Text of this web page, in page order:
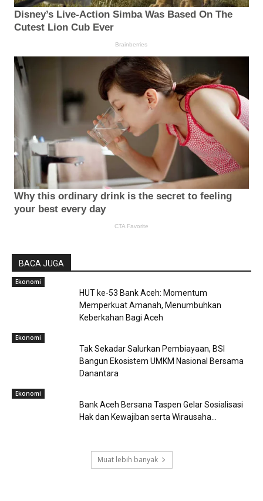
BACA JUGA
Ekonomi
HUT ke-53 Bank Aceh: Momentum
Memperkuat Amanah, Menumbuhkan
Keberkahan Bagi Aceh
Ekonomi
Tak Sekadar Salurkan Pembiayaan, BSI
Bangun Ekosistem UMKM Nasional Bersama
Danantara
Ekonomi
Bank Aceh Bersana Taspen Gelar Sosialisasi
Hak dan Kewajiban serta Wirausaha...
Muat lebih banyak